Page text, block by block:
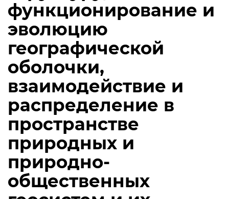
функционирование и
эволюцию
географической
оболочки,
взаимодействие и
распределение в
пространстве
природных и
природно-
общественных